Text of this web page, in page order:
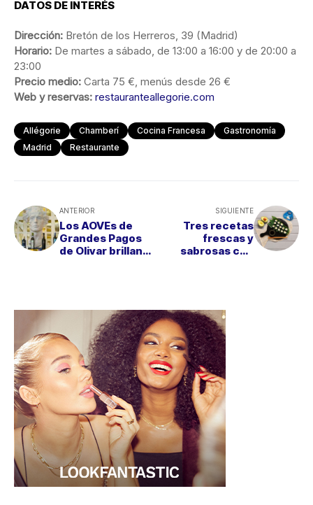
DATOS DE INTERÉS
Dirección: Bretón de los Herreros, 39 (Madrid)
Horario: De martes a sábado, de 13:00 a 16:00 y de 20:00 a
23:00
Precio medio: Carta 75 €, menús desde 26 €
Web y reservas: restauranteallegorie.com
Allégorie Chamberí Cocina Francesa
Gastronomía
Madrid
Restaurante
ANTERIOR
Los AOVEs de
Grandes Pagos
de Olivar brillan
SIGUIENTE
Tres recetas
frescas y
sabrosas con